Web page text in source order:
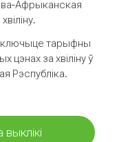
Афрыканская
тарыфны
цэнах за хвіліну ў
Рэспубліка.